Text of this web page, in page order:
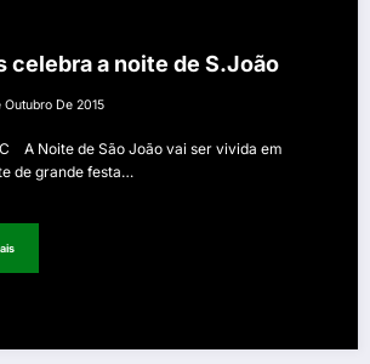
celebra a noite de S.João
Outubro De 2015
A Noite de São João vai ser vivida em
de grande festa…